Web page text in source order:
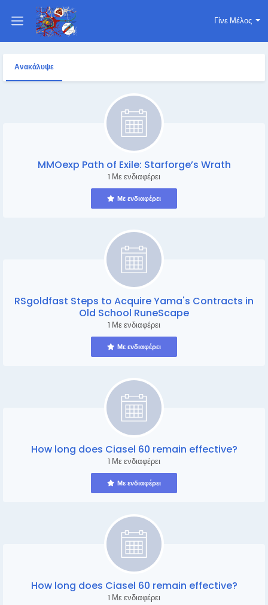
Γίνε Μέλος
Ανακάλυψε
MMOexp Path of Exile: Starforge’s Wrath
1 Με ενδιαφέρει
Με ενδιαφέρει
RSgoldfast Steps to Acquire Yama's Contracts in
Old School RuneScape
1 Με ενδιαφέρει
Με ενδιαφέρει
How long does Ciasel 60 remain effective?
1 Με ενδιαφέρει
Με ενδιαφέρει
How long does Ciasel 60 remain effective?
1 Με ενδιαφέρει